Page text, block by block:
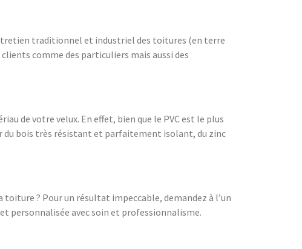
traditionnel et industriel des toitures (en terre
comme des particuliers mais aussi des
de votre velux. En effet, bien que le PVC est le plus
du bois très résistant et parfaitement isolant, du zinc
? Pour un résultat impeccable, demandez à l’un
personnalisée avec soin et professionnalisme.